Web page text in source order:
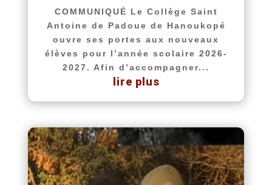
COMMUNIQUÉ Le Collège Saint
Antoine de Padoue de Hanoukopé
ouvre ses portes aux nouveaux
élèves pour l’année scolaire 2026-
2027. Afin d’accompagner...
lire plus